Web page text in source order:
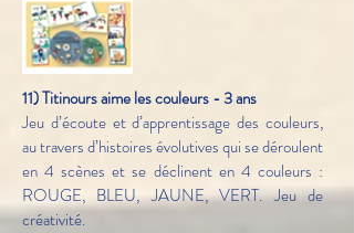
11) Titinours aime les couleurs - 3 ans
Jeu d’écoute et d’apprentissage des couleurs,
au travers d’histoires évolutives qui se déroulent
en 4 scènes et se déclinent en 4 couleurs :
ROUGE, BLEU, JAUNE, VERT. Jeu de
créativité.